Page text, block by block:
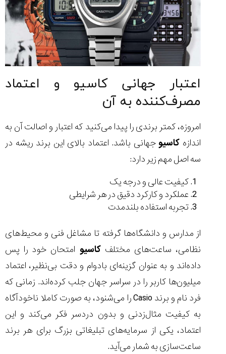
اعتبار جهانی کاسیو و اعتماد
مصرف‌کننده به آن
امروزه، کمتر برندی را پیدا می‌کنید که اعتبار و اصالت آن به
اندازه کاسیو جهانی باشد. اعتماد بالای این برند ریشه در
سه اصل مهم زیر دارد:
کیفیت عالی و درجه یک
عملکرد و کارکرد دقیق در هر شرایطی
تجربه استفاده بلندمدت
از مدارس و دانشگاه‌ها گرفته تا مشاغل فنی و محیط‌های
نظامی، ساعت‌های مختلفکاسیو امتحان خود را پس
داده‌اند و به عنوان گزینه‌ای بادوام و دقت بی‌نظیر، اعتماد
میلیون‌ها کاربر را در سراسر جهان جلب کرده‌اند. زمانی که
فرد نام و برند Casio را می‌شنود، به صورت کاملا ناخودآگاه
به کیفیت مثال‌زدنی و بدون دردسر فکر می‌کند و این
اعتماد، یکی از سرمایه‌های تبلیغاتی بزرگ برای هر برند
ساعت‌سازی به شمار می‌آید.